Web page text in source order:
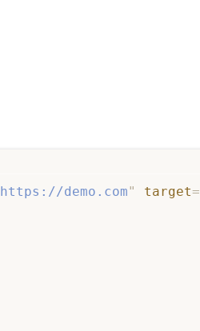
https://demo.com" target=